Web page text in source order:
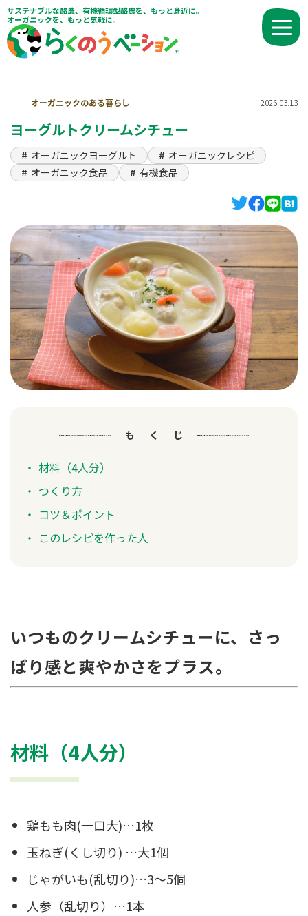
サステナブルな酪農、有機循環型酪農を、もっと身近に。
オーガニックを、もっと気軽に。
オーガニックのある暮らし 2026.03.13
ヨーグルトクリームシチュー
オーガニックヨーグルト
オーガニックレシピ
オーガニック食品
有機食品
もくじ
材料（4人分）
つくり方
コツ＆ポイント
このレシピを作った人
いつものクリームシチューに、さっ
ぱり感と爽やかさをプラス。
材料（4人分）
鶏もも⾁(⼀⼝⼤)…1枚
⽟ねぎ(くし切り) …⼤1個
じゃがいも(乱切り)…3〜5個
⼈参（乱切り）…1本